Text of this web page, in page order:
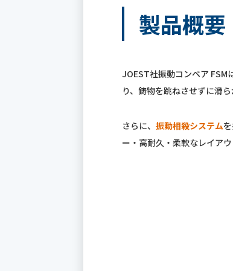
製品概要
JOEST社振動コンベア FSM
り、鋳物を跳ねさせずに滑
さらに、 振動相殺システム
ー・高耐久・柔軟なレイア